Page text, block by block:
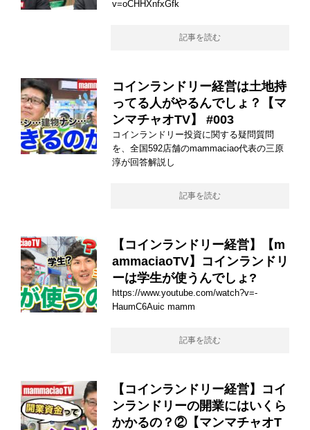
v=oCHHXnfxGfk
記事を読む
コインランドリー経営は土地持
ってる人がやるんでしょ？【マ
ンマチャオTV】 #003
コインランドリー投資に関する疑問質問
を、全国592店舗のmammaciao代表の三原
淳が回答解説し
記事を読む
【コインランドリー経営】【m
ammaciaoTV】コインランドリ
ーは学生が使うんでしょ?
https://www.youtube.com/watch?v=-
HaumC6Auic mamm
記事を読む
【コインランドリー経営】コイ
ンランドリーの開業にはいくら
かかるの？②【マンマチャオT